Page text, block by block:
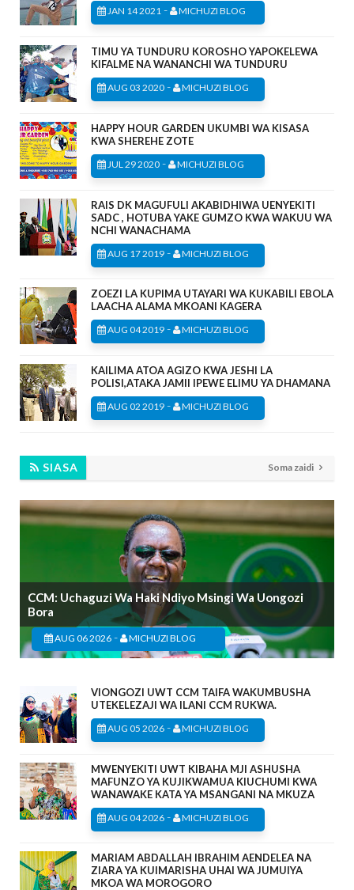
JAN 14 2021 - MICHUZI BLOG
TIMU YA TUNDURU KOROSHO YAPOKELEWA
KIFALME NA WANANCHI WA TUNDURU
AUG 03 2020 - MICHUZI BLOG
HAPPY HOUR GARDEN UKUMBI WA KISASA
KWA SHEREHE ZOTE
JUL 29 2020 - MICHUZI BLOG
RAIS DK MAGUFULI AKABIDHIWA UENYEKITI
SADC , HOTUBA YAKE GUMZO KWA WAKUU WA
NCHI WANACHAMA
AUG 17 2019 - MICHUZI BLOG
ZOEZI LA KUPIMA UTAYARI WA KUKABILI EBOLA
LAACHA ALAMA MKOANI KAGERA
AUG 04 2019 - MICHUZI BLOG
KAILIMA ATOA AGIZO KWA JESHI LA
POLISI,ATAKA JAMII IPEWE ELIMU YA DHAMANA
AUG 02 2019 - MICHUZI BLOG
SIASA Soma zaidi
CCM: Uchaguzi Wa Haki Ndiyo Msingi Wa Uongozi
Bora
AUG 06 2026 - MICHUZI BLOG
VIONGOZI UWT CCM TAIFA WAKUMBUSHA
UTEKELEZAJI WA ILANI CCM RUKWA.
AUG 05 2026 - MICHUZI BLOG
MWENYEKITI UWT KIBAHA MJI ASHUSHA
MAFUNZO YA KUJIKWAMUA KIUCHUMI KWA
WANAWAKE KATA YA MSANGANI NA MKUZA
AUG 04 2026 - MICHUZI BLOG
MARIAM ABDALLAH IBRAHIM AENDELEA NA
ZIARA YA KUIMARISHA UHAI WA JUMUIYA
MKOA WA MOROGORO